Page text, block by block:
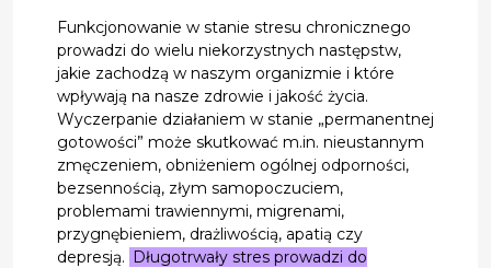
Funkcjonowanie w stanie stresu chronicznego
prowadzi do wielu niekorzystnych następstw,
jakie zachodzą w naszym organizmie i które
wpływają na nasze zdrowie i jakość życia.
Wyczerpanie działaniem w stanie „permanentnej
gotowości” może skutkować m.in. nieustannym
zmęczeniem, obniżeniem ogólnej odporności,
bezsennością, złym samopoczuciem,
problemami trawiennymi, migrenami,
przygnębieniem, drażliwością, apatią czy
depresją. Długotrwały stres prowadzi do